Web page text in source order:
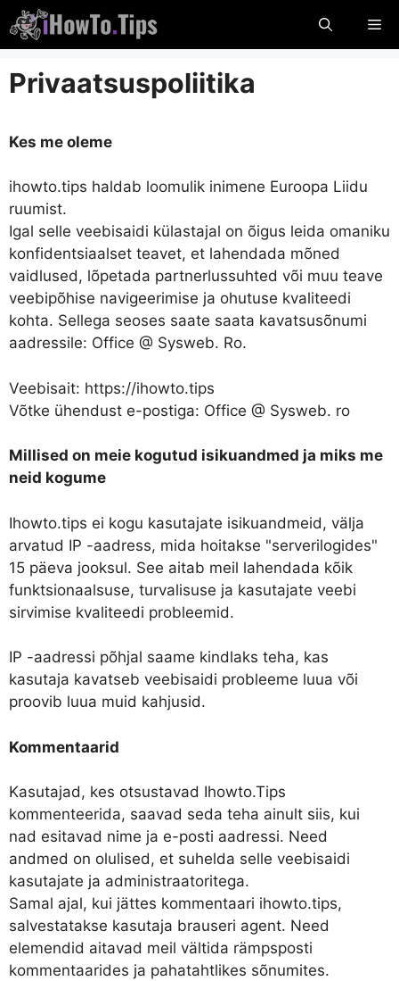
Ööbige
sisu
Privaatsuspoliitika
Kes me oleme
ihowto.tips haldab loomulik inimene Euroopa Liidu
ruumist.
Igal selle veebisaidi külastajal on õigus leida omaniku
konfidentsiaalset teavet, et lahendada mõned
vaidlused, lõpetada partnerlussuhted või muu teave
veebipõhise navigeerimise ja ohutuse kvaliteedi
kohta. Sellega seoses saate saata kavatsusõnumi
aadressile: Office @ Sysweb. Ro.
Veebisait: https://ihowto.tips
Võtke ühendust e-postiga: Office @ Sysweb. ro
Millised on meie kogutud isikuandmed ja miks me
neid kogume
Ihowto.tips ei kogu kasutajate isikuandmeid, välja
arvatud IP -aadress, mida hoitakse "serverilogides"
15 päeva jooksul. See aitab meil lahendada kõik
funktsionaalsuse, turvalisuse ja kasutajate veebi
sirvimise kvaliteedi probleemid.
IP -aadressi põhjal saame kindlaks teha, kas
kasutaja kavatseb veebisaidi probleeme luua või
proovib luua muid kahjusid.
Kommentaarid
Kasutajad, kes otsustavad Ihowto.Tips
kommenteerida, saavad seda teha ainult siis, kui
nad esitavad nime ja e-posti aadressi. Need
andmed on olulised, et suhelda selle veebisaidi
kasutajate ja administraatoritega.
Samal ajal, kui jättes kommentaari ihowto.tips,
salvestatakse kasutaja brauseri agent. Need
elemendid aitavad meil vältida rämpsposti
kommentaarides ja pahatahtlikes sõnumites.